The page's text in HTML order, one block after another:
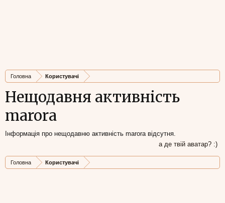
Головна Користувачі
Нещодавня активність
marora
Інформація про нещодавню активність marora відсутня.
а де твій аватар? :)
Головна Користувачі